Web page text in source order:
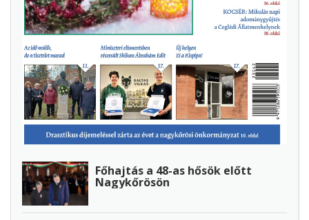
Főhajtás a 48-as hősök előtt
Nagykőrösön